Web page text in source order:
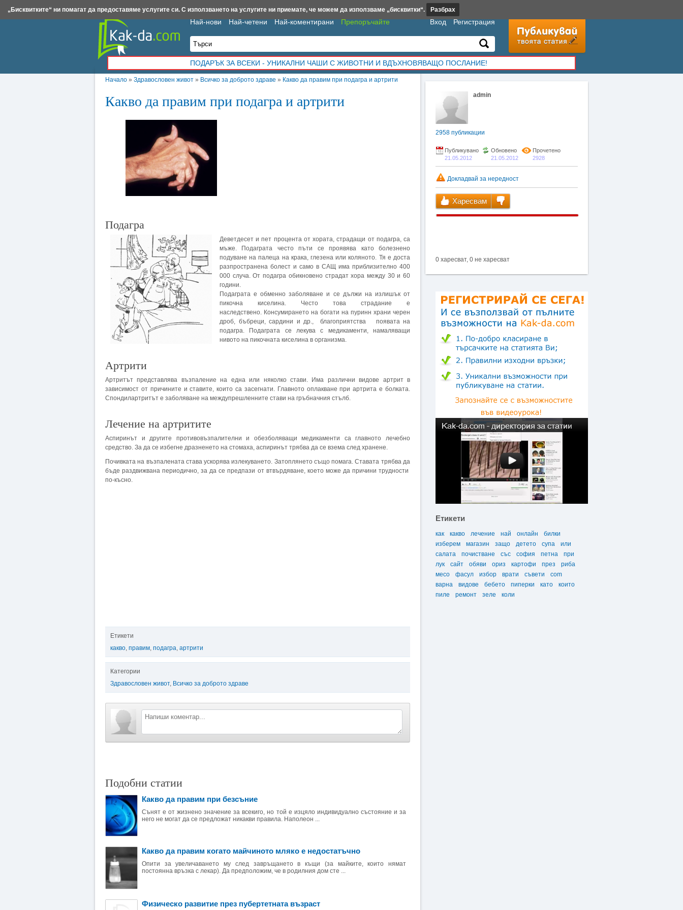
Начало » Здравословен живот » Всичко за доброто здраве » Какво да правим при подагра и артрити
Какво да правим при подагра и артрити
Подагра
Деветдесет и пет процента от хората, страдащи от подагра, са
мъже. Подаграта често пъти се проявява като болезнено
подуване на палеца на крака, глезена или коляното. Тя е доста
разпространена болест и само в САЩ има приблизително 400
000 случа. От подагра обикновено страдат хора между 30 и 60
години.
Подаграта е обменно заболяване и се дължи на излишък от
пикочна киселина. Често това страдание е
наследствено. Консумирането на богати на пуринн храни черен
дроб, бъбреци, сардини и др., благоприятства появата на
подагра. Подаграта се лекува с медикаменти, намаляващи
нивото на пикочната киселина в организма.
Артрити
Артритът представлява възпаление на една или няколко стави. Има различни видове артрит в
зависимост от причините и ставите, които са засегнати. Главното оплакване при артрита е болката.
Спондилартритът е заболяване на междупрешленните стави на гръбначния стълб.
Лечение на артритите
Аспиринът и другите противовъзпалителни и обезболяващи медикаменти са главното лечебно
средство. За да се избегне дразненето на стомаха, аспиринът трябва да се взема след хранене.
Почивката на възпалената става ускорява излекуването. Затоплянето също помага. Ставата трябва да
бъде раздвижвана периодично, за да се предпази от втвърдяване, което може да причини трудности
по-късно.
Етикети
какво, правим, подагра, артрити
Категории
Здравословен живот, Всичко за доброто здраве
Подобни статии
Какво да правим при безсъние
Сънят е от жизнено значение за всекиго, но той е изцяло индивидуално състояние и за
него не могат да се предложат никакви правила. Наполеон ...
Какво да правим когато майчиното мляко е недостатъчно
Опити за увеличаването му след завръщането в къщи (за майките, които нямат
постоянна връзка с лекар). Да предположим, че в родилния дом сте ...
Физическо развитие през пубертетната възраст
admin
2958 публикации
Публикувано
21.05.2012
Обновено
21.05.2012
Прочетено
2928
Докладвай за нередност
Харесвам
0 харесват, 0 не харесват
Етикети
как какво лечение най онлайн
билки
изберем
магазин защо детето супа
или
салата
почистване със софия петна
при
лук
сайт обяви ориз картофи през
риба
месо
фасул избор врати съвети
com
варна
видове бебето пиперки като
които
пиле
ремонт зеле коли
Най-нови Най-четени Най-коментирани Препоръчайте Вход Регистрация
ПОДАРЪК ЗА ВСЕКИ - УНИКАЛНИ ЧАШИ С ЖИВОТНИ И ВДЪХНОВЯВАЩО ПОСЛАНИЕ!
Insert.bg Framar.bg Kak-da.com Iztochnik.com BauBau.bg NewAge.bg
„Бисквитките“ ни помагат да предоставяме услугите си. С използването на услугите ни приемате, че можем да използваме „бисквитки“. Разбрах